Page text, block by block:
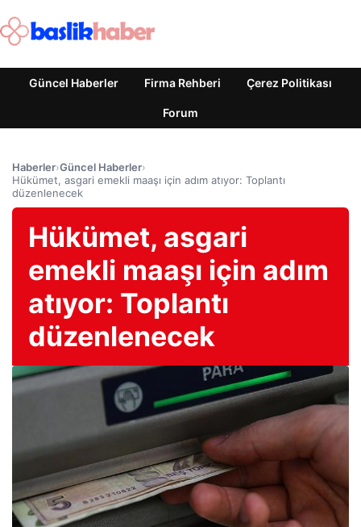
Güncel Haberler Firma Rehberi Çerez Politikası
Forum
Haberler›Güncel Haberler›
Hükümet, asgari emekli maaşı için adım atıyor: Toplantı
düzenlenecek
Hükümet, asgari
emekli maaşı için adım
atıyor: Toplantı
düzenlenecek